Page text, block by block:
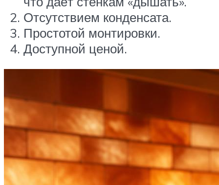
Отсутствием конденсата.
Простотой монтировки.
Доступной ценой.